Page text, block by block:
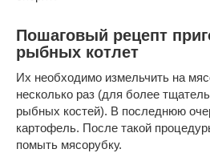
Пошаговый рецепт
рыбных котлет
Их необходимо измельчить на
несколько раз (для более
рыбных костей). В последнюю
картофель. После такой
помыть мясорубку.